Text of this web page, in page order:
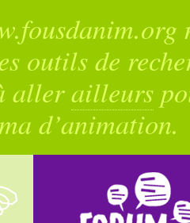
outils de
allerailleurs
d’animation.